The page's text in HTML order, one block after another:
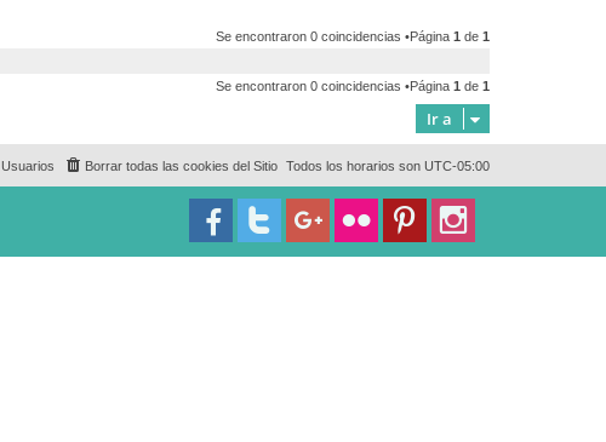
Se encontraron 0 coincidencias •Página 1 de 1
Se encontraron 0 coincidencias •Página 1 de 1
Ir a
Todos los horarios son UTC-05:00
Borrar todas las cookies del Sitio
Usuarios